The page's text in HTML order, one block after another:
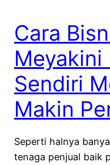
Cara
Meyakini
Sendiri
Makin
Seperti halnya
tenaga penjual baik